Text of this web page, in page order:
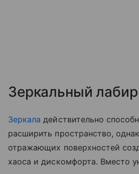
Зеркальный
Зеркала действительно
расширить пространство,
отражающих поверхностей
хаоса и дискомфорта. Вместо